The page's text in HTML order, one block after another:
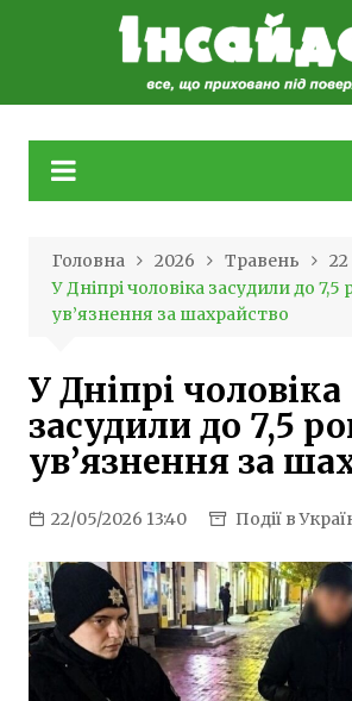
Головна 2026 Травень
22
У Дніпрі чоловіка засудили до 7,5
ув’язнення за шахрайство
У Дніпрі чоловіка
засудили до 7,5
ув’язнення за
22/05/2026 13:40 Події в